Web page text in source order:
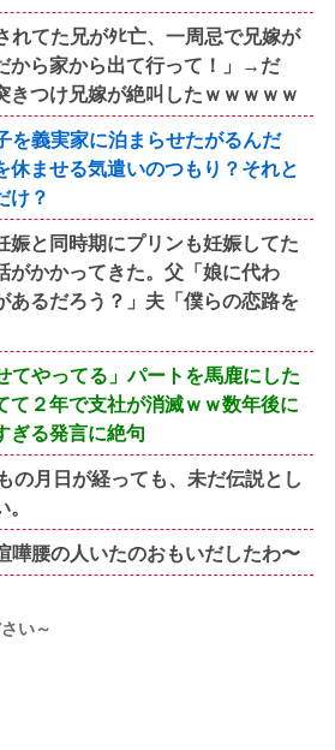
れてた兄がﾀﾋ亡、一周忌で兄嫁が
から家から出て行って！」→だ
きつけ兄嫁が絶叫したｗｗｗｗｗ
を義実家に泊まらせたがるんだ
ませる気遣いのつもり？それと
け？
娠と同時期にプリンも妊娠してた
かかってきた。父「娘に代わ
あるだろう？」夫「僕らの恋路を
てやってる」パートを馬鹿にした
て２年で支社が消滅ｗｗ数年後に
ぎる発言に絶句
の月日が経っても、未だ伝説とし
嘩腰の人いたのおもいだしたわ〜
い～